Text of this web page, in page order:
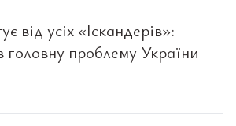
від усіх «Іскандерів»:
головну проблему України